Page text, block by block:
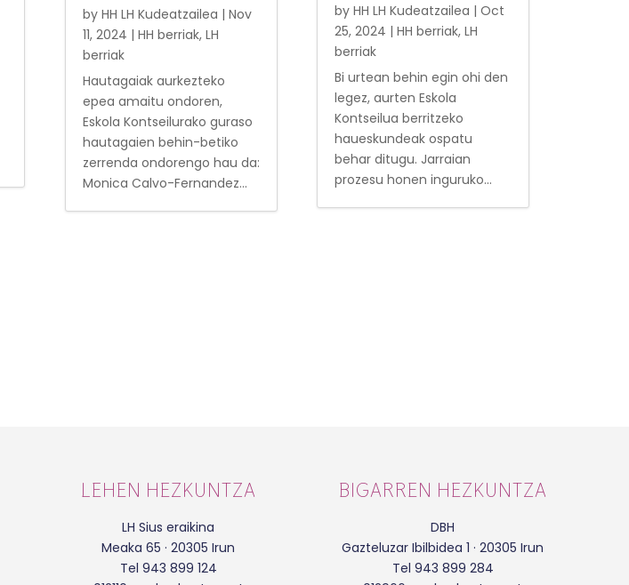
by HH LH Kudeatzailea | Nov
11, 2024 | HH berriak, LH
berriak
Hautagaiak aurkezteko
epea amaitu ondoren,
Eskola Kontseilurako guraso
hautagaien behin-betiko
zerrenda ondorengo hau da:
Monica Calvo-Fernandez...
by HH LH Kudeatzailea | Oct
25, 2024 | HH berriak, LH
berriak
Bi urtean behin egin ohi den
legez, aurten Eskola
Kontseilua berritzeko
haueskundeak ospatu
behar ditugu. Jarraian
prozesu honen inguruko...
LEHEN HEZKUNTZA
LH Sius eraikina
Meaka 65 · 20305 Irun
Tel 943 899 124
BIGARREN HEZKUNTZA
DBH
Gazteluzar Ibilbidea 1 · 20305 Irun
Tel 943 899 284